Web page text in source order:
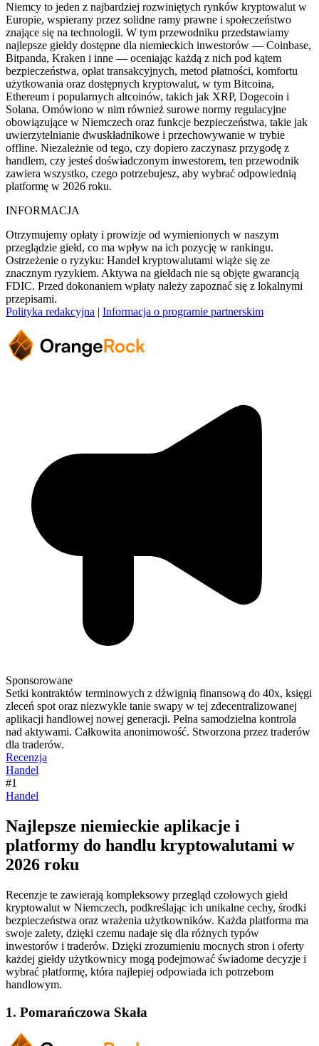
Niemcy to jeden z najbardziej rozwiniętych rynków kryptowalut w
Europie, wspierany przez solidne ramy prawne i społeczeństwo
znające się na technologii. W tym przewodniku przedstawiamy
najlepsze giełdy dostępne dla niemieckich inwestorów — Coinbase,
Bitpanda, Kraken i inne — oceniając każdą z nich pod kątem
bezpieczeństwa, opłat transakcyjnych, metod płatności, komfortu
użytkowania oraz dostępnych kryptowalut, w tym Bitcoina,
Ethereum i popularnych altcoinów, takich jak XRP, Dogecoin i
Solana. Omówiono w nim również surowe normy regulacyjne
obowiązujące w Niemczech oraz funkcje bezpieczeństwa, takie jak
uwierzytelnianie dwuskładnikowe i przechowywanie w trybie
offline. Niezależnie od tego, czy dopiero zaczynasz przygodę z
handlem, czy jesteś doświadczonym inwestorem, ten przewodnik
zawiera wszystko, czego potrzebujesz, aby wybrać odpowiednią
platformę w 2026 roku.
INFORMACJA
Otrzymujemy opłaty i prowizje od wymienionych w naszym
przeglądzie giełd, co ma wpływ na ich pozycję w rankingu.
Ostrzeżenie o ryzyku: Handel kryptowalutami wiąże się ze
znacznym ryzykiem. Aktywa na giełdach nie są objęte gwarancją
FDIC. Przed dokonaniem wpłaty należy zapoznać się z lokalnymi
przepisami.
Polityka redakcyjna | Informacja o programie partnerskim
Sponsorowane
Setki kontraktów terminowych z dźwignią finansową do 40x, księgi
zleceń spot oraz niezwykle tanie swapy w tej zdecentralizowanej
aplikacji handlowej nowej generacji. Pełna samodzielna kontrola
nad aktywami. Całkowita anonimowość. Stworzona przez traderów
dla traderów.
Recenzja
Handel
#1
Handel
Najlepsze niemieckie aplikacje i
platformy do handlu kryptowalutami w
2026 roku
Recenzje te zawierają kompleksowy przegląd czołowych giełd
kryptowalut w Niemczech, podkreślając ich unikalne cechy, środki
bezpieczeństwa oraz wrażenia użytkowników. Każda platforma ma
swoje zalety, dzięki czemu nadaje się dla różnych typów
inwestorów i traderów. Dzięki zrozumieniu mocnych stron i oferty
każdej giełdy użytkownicy mogą podejmować świadome decyzje i
wybrać platformę, która najlepiej odpowiada ich potrzebom
handlowym.
1. Pomarańczowa Skała